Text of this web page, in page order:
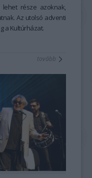
része azoknak,
Az utolsó adventi
a Kultúrházat.
tovább